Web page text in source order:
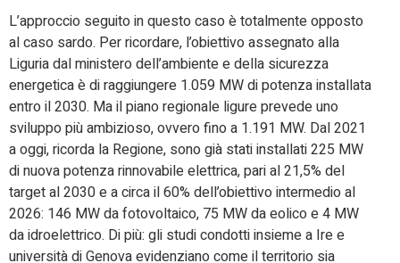
L’approccio seguito in questo caso è totalmente opposto
al caso sardo. Per ricordare, l’obiettivo assegnato alla
Liguria dal ministero dell’ambiente e della sicurezza
energetica è di raggiungere 1.059 MW di potenza installata
entro il 2030. Ma il piano regionale ligure prevede uno
sviluppo più ambizioso, ovvero fino a 1.191 MW. Dal 2021
a oggi, ricorda la Regione, sono già stati installati 225 MW
di nuova potenza rinnovabile elettrica, pari al 21,5% del
target al 2030 e a circa il 60% dell’obiettivo intermedio al
2026: 146 MW da fotovoltaico, 75 MW da eolico e 4 MW
da idroelettrico. Di più: gli studi condotti insieme a Ire e
università di Genova evidenziano come il territorio sia